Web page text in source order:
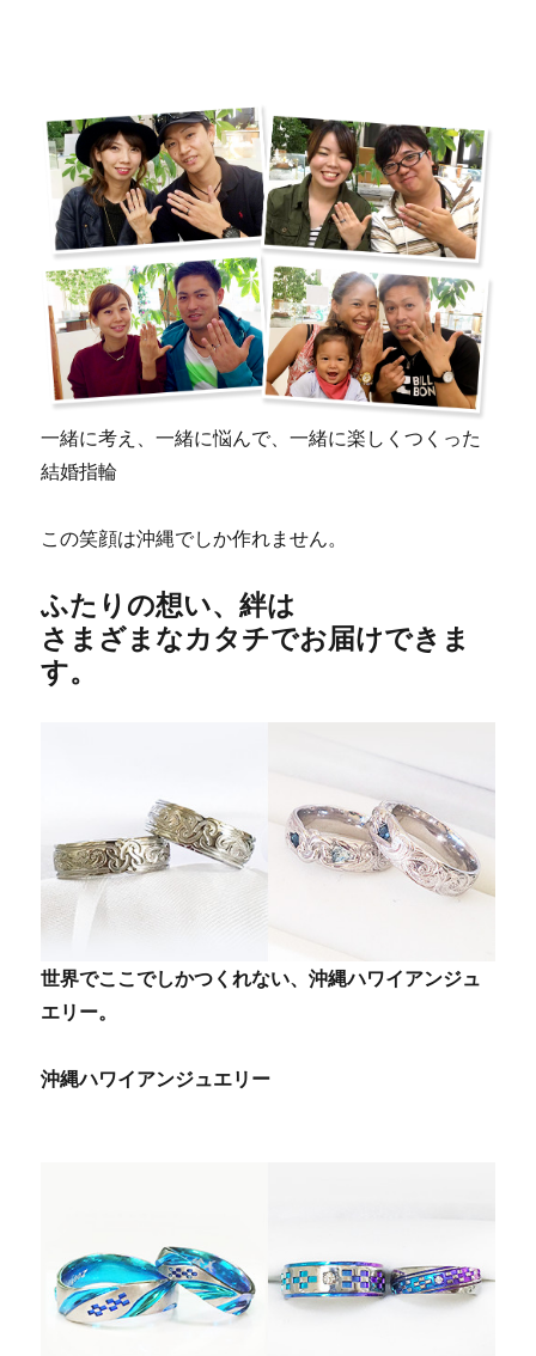
一緒に考え、一緒に悩んで、一緒に楽しくつくった
結婚指輪
この笑顔は沖縄でしか作れません。
ふたりの想い、絆は
さまざまなカタチでお届けできま
す。
世界でここでしかつくれない、沖縄ハワイアンジュ
エリー。
沖縄ハワイアンジュエリー